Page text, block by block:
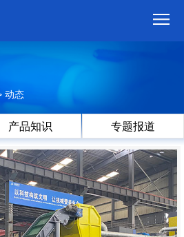
动态
产品知识 专题报道